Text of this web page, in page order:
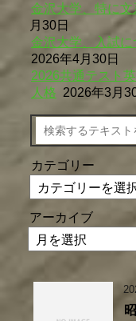
金沢大学、特に文
月30日
金沢大学、入試に
2026年4月30日
2026共通テスト
人格 2026年3月
カテゴリー
アーカイブ